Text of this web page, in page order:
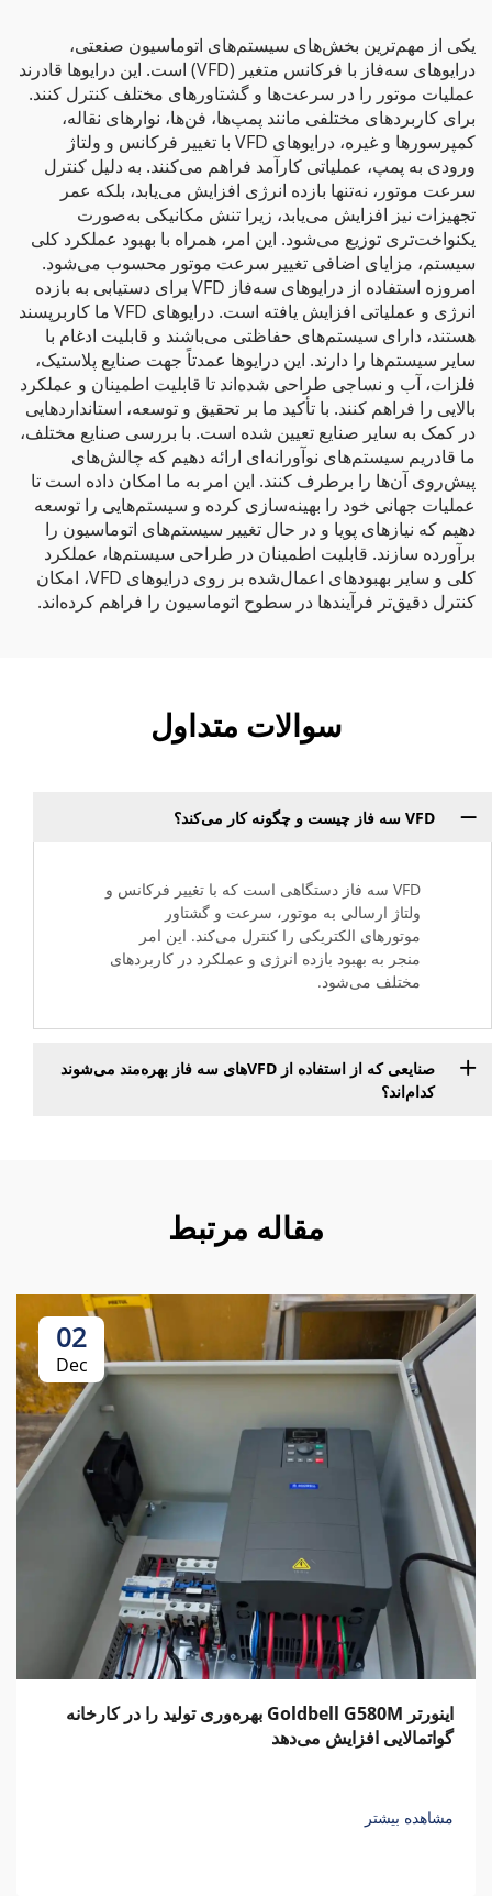
یکی از مهم‌ترین بخش‌های سیستم‌های اتوماسیون صنعتی،
درایوهای سه‌فاز با فرکانس متغیر (VFD) است. این درایوها قادرند
عملیات موتور را در سرعت‌ها و گشتاورهای مختلف کنترل کنند.
برای کاربردهای مختلفی مانند پمپ‌ها، فن‌ها، نوارهای نقاله،
کمپرسورها و غیره، درایوهای VFD با تغییر فرکانس و ولتاژ
ورودی به پمپ، عملیاتی کارآمد فراهم می‌کنند. به دلیل کنترل
سرعت موتور، نه‌تنها بازده انرژی افزایش می‌یابد، بلکه عمر
تجهیزات نیز افزایش می‌یابد، زیرا تنش مکانیکی به‌صورت
یکنواخت‌تری توزیع می‌شود. این امر، همراه با بهبود عملکرد کلی
سیستم، مزایای اضافی تغییر سرعت موتور محسوب می‌شود.
امروزه استفاده از درایوهای سه‌فاز VFD برای دستیابی به بازده
انرژی و عملیاتی افزایش یافته است. درایوهای VFD ما کاربرپسند
هستند، دارای سیستم‌های حفاظتی می‌باشند و قابلیت ادغام با
سایر سیستم‌ها را دارند. این درایوها عمدتاً جهت صنایع پلاستیک،
فلزات، آب و نساجی طراحی شده‌اند تا قابلیت اطمینان و عملکرد
بالایی را فراهم کنند. با تأکید ما بر تحقیق و توسعه، استانداردهایی
در کمک به سایر صنایع تعیین شده است. با بررسی صنایع مختلف،
ما قادریم سیستم‌های نوآورانه‌ای ارائه دهیم که چالش‌های
پیش‌روی آن‌ها را برطرف کنند. این امر به ما امکان داده است تا
عملیات جهانی خود را بهینه‌سازی کرده و سیستم‌هایی را توسعه
دهیم که نیازهای پویا و در حال تغییر سیستم‌های اتوماسیون را
برآورده سازند. قابلیت اطمینان در طراحی سیستم‌ها، عملکرد
کلی و سایر بهبودهای اعمال‌شده بر روی درایوهای VFD، امکان
کنترل دقیق‌تر فرآیندها در سطوح اتوماسیون را فراهم کرده‌اند.
سوالات متداول
VFD سه فاز چیست و چگونه کار می‌کند؟
VFD سه فاز دستگاهی است که با تغییر فرکانس و
ولتاژ ارسالی به موتور، سرعت و گشتاور
موتورهای الکتریکی را کنترل می‌کند. این امر
منجر به بهبود بازده انرژی و عملکرد در کاربردهای
مختلف می‌شود.
صنایعی که از استفاده از VFDهای سه فاز بهره‌مند می‌شوند
کدام‌اند؟
مقاله مرتبط
02
Dec
اینورتر Goldbell G580M بهره‌وری تولید را در کارخانه
گواتمالایی افزایش می‌دهد
مشاهده بیشتر